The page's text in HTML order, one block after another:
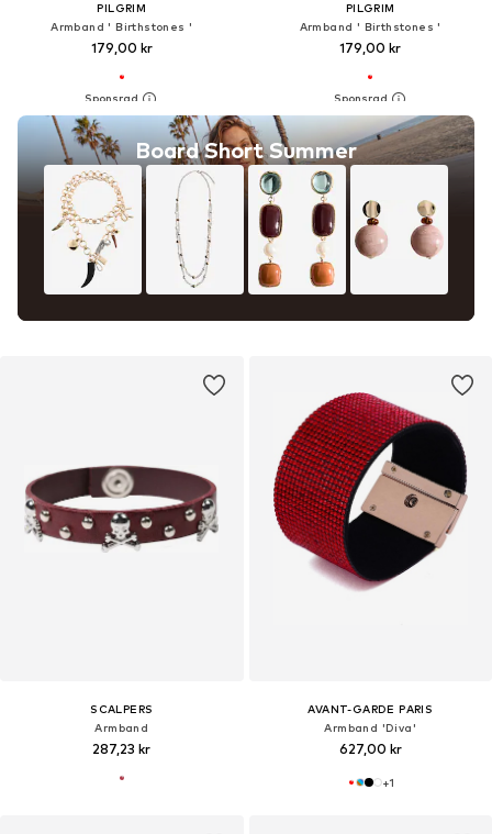
PILGRIM
Armband ' Birthstones '
179,00 kr
Board Short Summer
PILGRIM
Armband ' Birthstones '
179,00 kr
SCALPERS
Armband
287,23 kr
AVANT-GARDE PARIS
Armband 'Diva'
627,00 kr
+1